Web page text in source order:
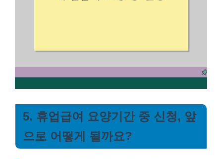
5. 휴업급여 요양기간 중 신청, 앞
으로 어떻게 될까요?